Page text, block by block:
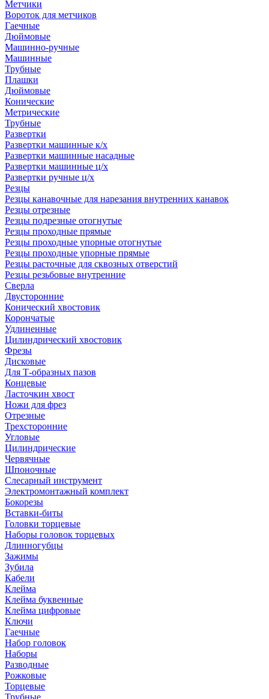
Метчики
Вороток для метчиков
Гаечные
Дюймовые
Машинно-ручные
Машинные
Трубные
Плашки
Дюймовые
Конические
Метрические
Трубные
Развертки
Развертки машинные к/х
Развертки машинные насадные
Развертки машинные ц/х
Развертки ручные ц/х
Резцы
Резцы канавочные для нарезания внутренних канавок
Резцы отрезные
Резцы подрезные отогнутые
Резцы проходные прямые
Резцы проходные упорные отогнутые
Резцы проходные упорные прямые
Резцы расточные для сквозных отверстий
Резцы резьбовые внутренние
Сверла
Двусторонние
Конический хвостовик
Корончатые
Удлиненные
Цилиндрический хвостовик
Фрезы
Дисковые
Для Т-образных пазов
Концевые
Ласточкин хвост
Ножи для фрез
Отрезные
Трехсторонние
Угловые
Цилиндрические
Червячные
Шпоночные
Слесарный инструмент
Электромонтажный комплект
Бокорезы
Вставки-биты
Головки торцевые
Наборы головок торцевых
Длинногубцы
Зажимы
Зубила
Кабели
Клейма
Клейма буквенные
Клейма цифровые
Ключи
Гаечные
Набор головок
Наборы
Разводные
Рожковые
Торцевые
Трубные